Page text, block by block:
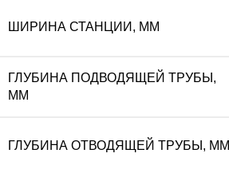
ШИРИНА СТАНЦИИ, ММ
ГЛУБИНА ПОДВОДЯЩЕЙ ТРУБЫ,
ММ
ГЛУБИНА ОТВОДЯЩЕЙ ТРУБЫ, ММ